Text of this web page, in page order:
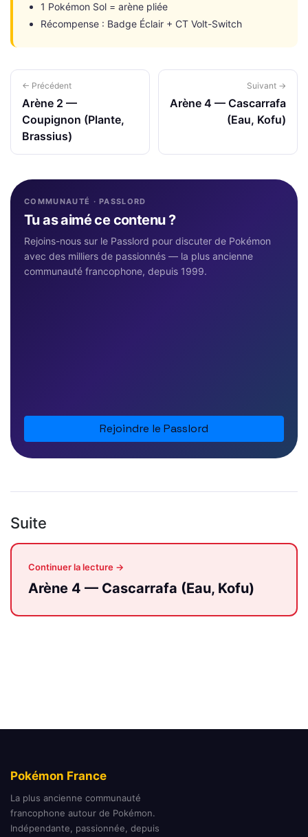
1 Pokémon Sol = arène pliée
Récompense : Badge Éclair + CT Volt-Switch
← Précédent
Arène 2 —
Coupignon (Plante,
Brassius)
Suivant →
Arène 4 — Cascarrafa
(Eau, Kofu)
COMMUNAUTÉ · PASSLORD
Tu as aimé ce contenu ?
Rejoins-nous sur le Passlord pour discuter de Pokémon
avec des milliers de passionnés — la plus ancienne
communauté francophone, depuis 1999.
Rejoindre le Passlord
Suite
Continuer la lecture →
Arène 4 — Cascarrafa (Eau, Kofu)
Pokémon France
La plus ancienne communauté
francophone autour de Pokémon.
Indépendante, passionnée, depuis